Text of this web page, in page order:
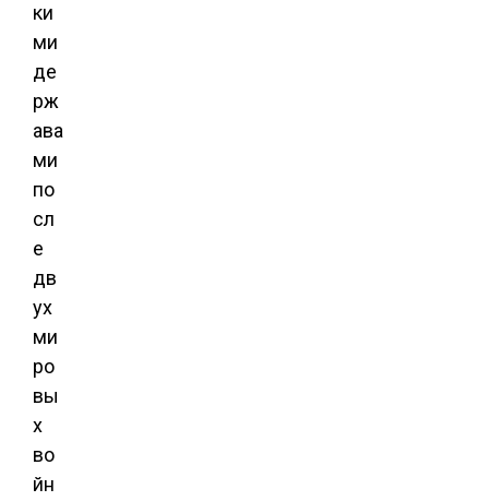
ки
ми
де
рж
ава
ми
по
сл
е
дв
ух
ми
ро
вы
х
во
йн